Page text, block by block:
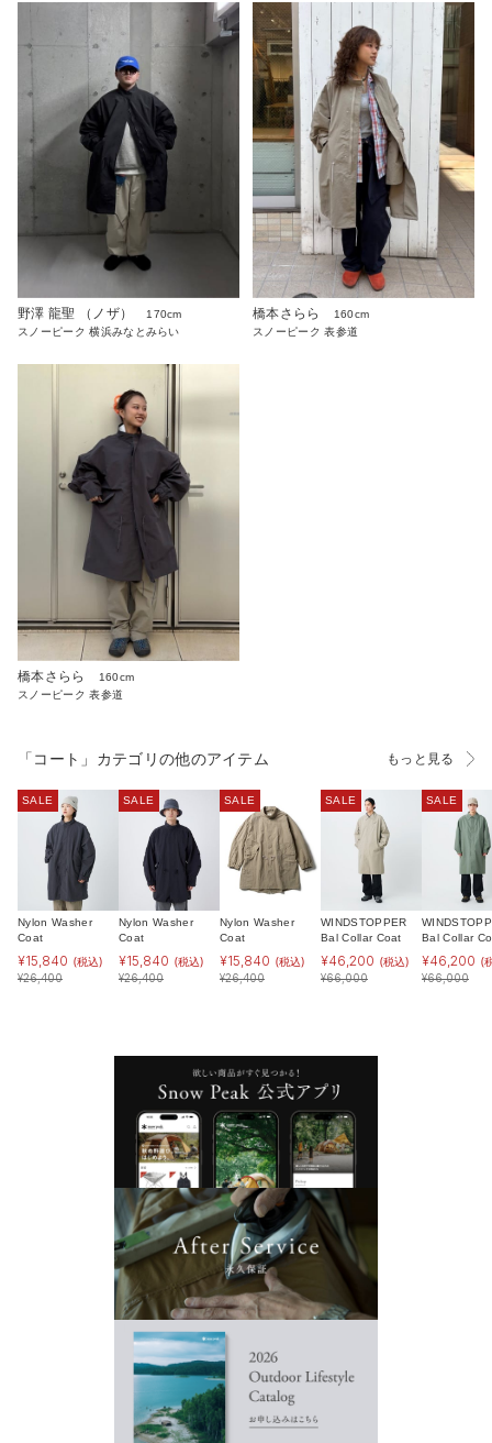
野澤 龍聖 （ノザ）
170cm
スノーピーク 横浜みなとみらい
橋本さらら
160cm
スノーピーク 表参道
橋本さらら
160cm
スノーピーク 表参道
「コート」カテゴリの他のアイテム もっと見る
SALE
Nylon Washer
Coat
¥15,840 (税込)
¥26,400
SALE
Nylon Washer
Coat
¥15,840 (税込)
¥26,400
SALE
Nylon Washer
Coat
¥15,840 (税込)
¥26,400
SALE
WINDSTOPPER
Bal Collar Coat
¥46,200 (税込)
¥66,000
SALE
Bal Collar
¥46,200 (
¥66,000